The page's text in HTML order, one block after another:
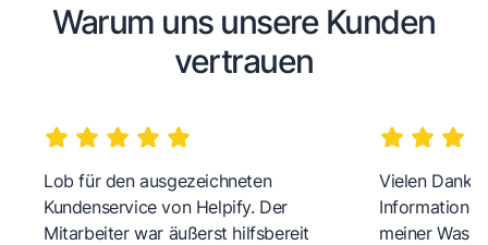
Warum uns unsere Kunden
vertrauen
Lob für den ausgezeichneten
Kundenservice von Helpify. Der
Mitarbeiter war äußerst hilfsbereit
Vielen Dank
meiner